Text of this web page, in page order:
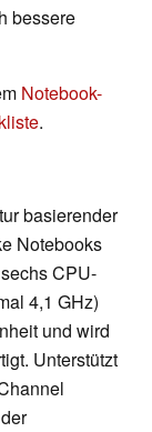
bessere
Notebook-
.
basierender
Notebooks
CPU-
4,1 GHz)
und wird
Unterstützt